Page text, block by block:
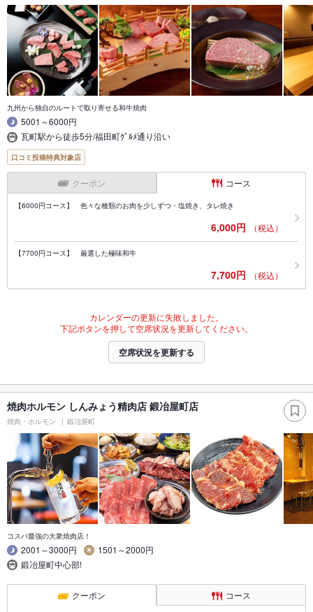
九州から独自のルートで取り寄せる和牛焼肉
5001～6000円
瓦町駅から徒歩5分/福田町ｸﾞﾙﾒ通り沿い
口コミ投稿特典対象店
クーポン コース
【6000円コース】 色々な種類のお肉を少しずつ・塩焼き、タレ焼き
6,000円 （税込）
【7700円コース】 厳選した極味和牛
7,700円 （税込）
カレンダーの更新に失敗しました。
下記ボタンを押して空席状況を更新してください。
空席状況を更新する
焼肉ホルモン しんみょう精肉店 鍛冶屋町店
焼肉・ホルモン 鍛冶屋町
コスパ最強の大衆焼肉店！
2001～3000円
1501～2000円
鍛冶屋町中心部!
クーポン コース